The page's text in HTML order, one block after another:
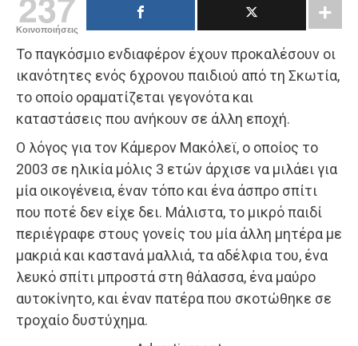
Κοινοποιήσεις
Το παγκόσμιο ενδιαφέρον έχουν προκαλέσουν οι
ικανότητες ενός 6χρονου παιδιού από τη Σκωτία,
το οποίο οραματίζεται γεγονότα και
καταστάσεις που ανήκουν σε άλλη εποχή.
Ο λόγος για τον Κάμερον Μακόλεϊ, ο οποίος το
2003 σε ηλικία μόλις 3 ετών άρχισε να μιλάει για
μία οικογένεια, έναν τόπο και ένα άσπρο σπίτι
που ποτέ δεν είχε δει. Μάλιστα, το μικρό παιδί
περιέγραφε στους γονείς του μία άλλη μητέρα με
μακριά και καστανά μαλλιά, τα αδέλφια του, ένα
λευκό σπίτι μπροστά στη θάλασσα, ένα μαύρο
αυτοκίνητο, και έναν πατέρα που σκοτώθηκε σε
τροχαίο δυστύχημα.